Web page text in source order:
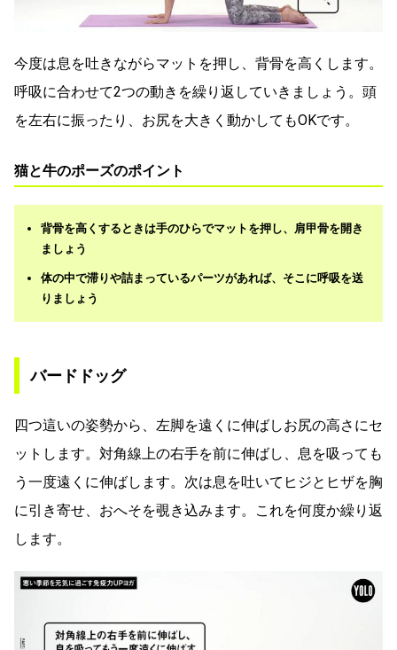
今度は息を吐きながらマットを押し、背骨を高くします。
呼吸に合わせて2つの動きを繰り返していきましょう。頭
を左右に振ったり、お尻を大きく動かしてもOKです。
猫と牛のポーズのポイント
背骨を高くするときは手のひらでマットを押し、肩甲骨を開き
ましょう
体の中で滞りや詰まっているパーツがあれば、そこに呼吸を送
りましょう
バードドッグ
四つ這いの姿勢から、左脚を遠くに伸ばしお尻の高さにセ
ットします。対角線上の右手を前に伸ばし、息を吸っても
う一度遠くに伸ばします。次は息を吐いてヒジとヒザを胸
に引き寄せ、おへそを覗き込みます。これを何度か繰り返
します。